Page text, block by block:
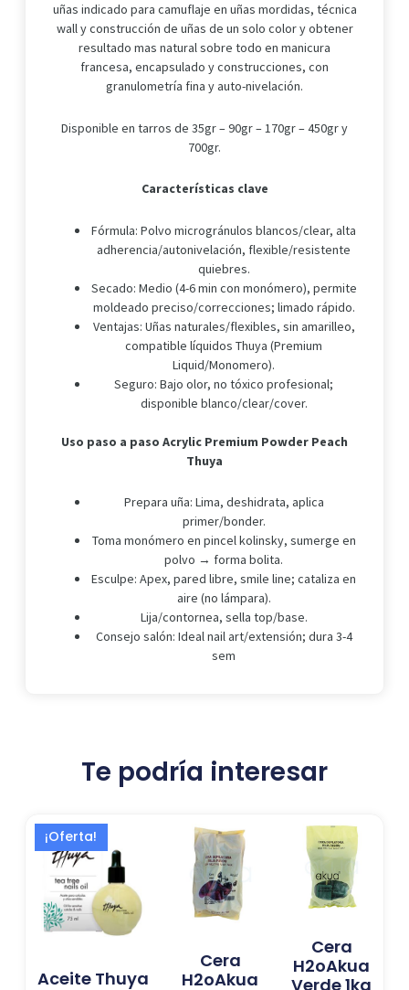
uñas indicado para camuflaje en uñas mordidas, técnica
wall y construcción de uñas de un solo color y obtener
resultado mas natural sobre todo en manicura
francesa, encapsulado y construcciones, con
granulometría fina y auto-nivelación.
Disponible en tarros de 35gr – 90gr – 170gr – 450gr y
700gr.
Características clave
Fórmula: Polvo microgránulos blancos/clear, alta
adherencia/autonivelación, flexible/resistente
quiebres.
Secado: Medio (4-6 min con monómero), permite
moldeado preciso/correcciones; limado rápido.
Ventajas: Uñas naturales/flexibles, sin amarilleo,
compatible líquidos Thuya (Premium
Liquid/Monomero).
Seguro: Bajo olor, no tóxico profesional;
disponible blanco/clear/cover.
Uso paso a paso Acrylic Premium Powder Peach
Thuya
Prepara uña: Lima, deshidrata, aplica
primer/bonder.
Toma monómero en pincel kolinsky, sumerge en
polvo → forma bolita.
Esculpe: Apex, pared libre, smile line; cataliza en
aire (no lámpara).
Lija/contornea, sella top/base.
Consejo salón: Ideal nail art/extensión; dura 3-4
sem
Te podría interesar
¡Oferta!
Aceite Thuya
El
precio
original
era:
16,99 €.13,73 €.
Cera
H2oAkua
Cera
H2oAkua
Verde 1kg